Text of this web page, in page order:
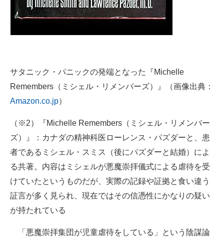
サタニック・パニックの発端となった『Michelle
Remembers（ミシェル・リメンバーズ）』（画像出典：
Amazon.co.jp）
（※2）『Michelle Remembers（ミシェル・リメンバー
ズ）』：カナダの精神科医ローレンス・パズダーと、患
者であるミシェル・スミス（後にパズダーと結婚）によ
る共著。内容はミシェルが悪魔崇拝儀式による虐待を受
けていたというものだが、実際の記録や証拠と食い違う
証言が多く見られ、現在ではその信憑性にかなりの疑い
が持たれている
「悪魔崇拝集団が児童虐待をしている」という陰謀論